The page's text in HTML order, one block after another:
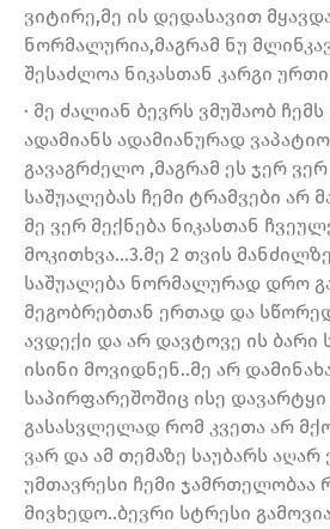
ვიტირე,მე ის დედასავით
ნორმალურია,მაგრამ ნუ
შესაძლოა ნიკასთან კარგი
· მე ძალიან ბევრს ვმუშაობ
ადამიანს ადამიანურად
გავაგრძელო ,მაგრამ ეს ჯერ
საშუალებას ჩემი ტრამვები არ
მე ვერ მექნება ნიკასთან
მოკითხვა…3.მე 2 თვის
საშუალება ნორმალურად დრო
მეგობრებთან ერთად და
ავდექი და არ დავტოვე ის ბარი
ისინი მოვიდნენ..მე არ
საპირფარეშოშიც ისე დავარტყი
გასასვლელად რომ კვეთა არ
ვარ და ამ თემაზე საუბარს აღარ
უმთავრესი ჩემი ჯამრთელობაა
მივხედო..ბევრი სტრესი